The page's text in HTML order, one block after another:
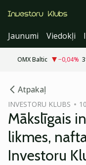
Jaunumi
Viedokļi
OMX Baltic −0,04%
Atpakaļ
INVESTORU KLUBS
Mākslīgais
likmes,
Investoru